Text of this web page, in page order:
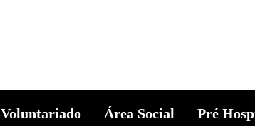
Voluntariado Área Social Pré